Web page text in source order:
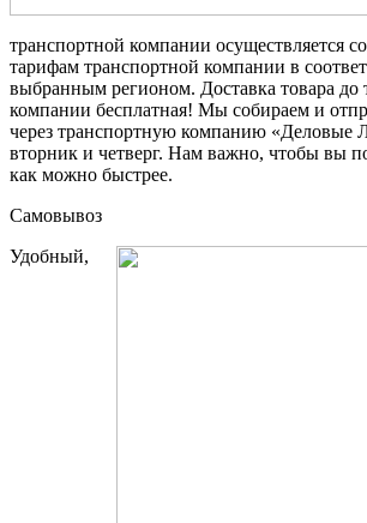
транспортной компании осуществляется
тарифам транспортной компании в
выбранным регионом. Доставка товара до
компании бесплатная! Мы собираем и
через транспортную компанию «Деловые
вторник и четверг. Нам важно, чтобы вы
как можно быстрее.
Самовывоз
Удобный,